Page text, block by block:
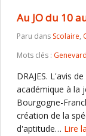
Au JO du 10
Paru dans Scolaire,
Mots clés : Genevard
DRAJES. L'avis
académique à la
Bourgogne-
création de la
d'aptitude… Lire